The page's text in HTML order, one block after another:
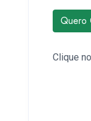
Quero
Clique